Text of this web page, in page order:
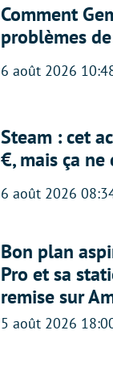
Comment
problèmes
6 août 2026
Steam : cet
€, mais ça ne
6 août 2026
Bon plan
Pro et sa
remise sur
5 août 2026